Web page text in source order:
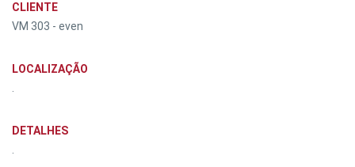
CLIENTE
VM 303 - even
LOCALIZAÇÃO
DETALHES